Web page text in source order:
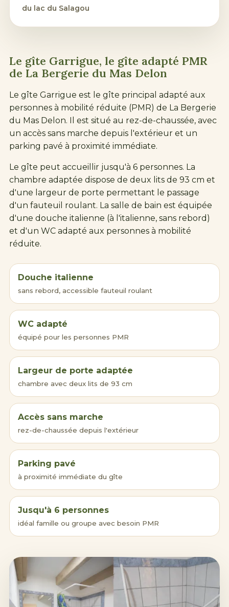
du lac du Salagou
Le gîte Garrigue, le gîte adapté PMR
de La Bergerie du Mas Delon
Le gîte Garrigue est le gîte principal adapté aux
personnes à mobilité réduite (PMR) de La Bergerie
du Mas Delon. Il est situé au rez-de-chaussée, avec
un accès sans marche depuis l'extérieur et un
parking pavé à proximité immédiate.
Le gîte peut accueillir jusqu'à 6 personnes. La
chambre adaptée dispose de deux lits de 93 cm et
d'une largeur de porte permettant le passage
d'un fauteuil roulant. La salle de bain est équipée
d'une douche italienne (à l'italienne, sans rebord)
et d'un WC adapté aux personnes à mobilité
réduite.
Douche italienne
sans rebord, accessible fauteuil roulant
WC adapté
équipé pour les personnes PMR
Largeur de porte adaptée
chambre avec deux lits de 93 cm
Accès sans marche
rez-de-chaussée depuis l'extérieur
Parking pavé
à proximité immédiate du gîte
Jusqu'à 6 personnes
idéal famille ou groupe avec besoin PMR